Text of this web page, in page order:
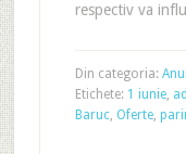
respectiv va
Din categoria:
Etichete: 1 iunie,
Baruc, Oferte,